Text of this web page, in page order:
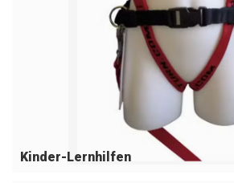
Kinder-Lernhilfen